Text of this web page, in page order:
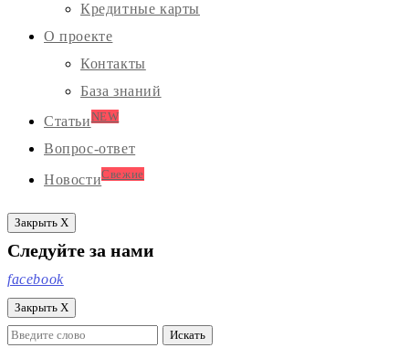
Кредитные карты
О проекте
Контакты
База знаний
СтатьиNEW
Вопрос-ответ
НовостиСвежие
Закрыть X
Следуйте за нами
facebook
Закрыть X